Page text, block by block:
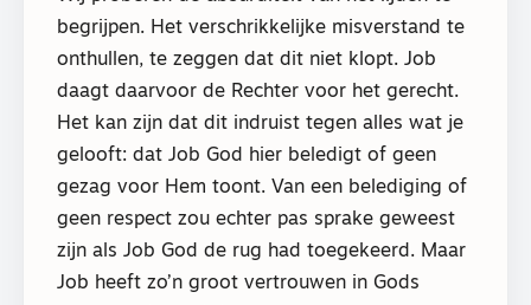
begrijpen. Het verschrikkelijke misverstand te
onthullen, te zeggen dat dit niet klopt. Job
daagt daarvoor de Rechter voor het gerecht.
Het kan zijn dat dit indruist tegen alles wat je
gelooft: dat Job God hier beledigt of geen
gezag voor Hem toont. Van een belediging of
geen respect zou echter pas sprake geweest
zijn als Job God de rug had toegekeerd. Maar
Job heeft zo’n groot vertrouwen in Gods